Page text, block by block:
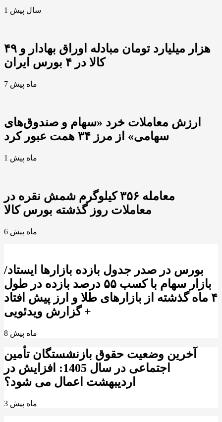
1 سال پیش
۴۹ هزار میلیارد تومان مبادله اوراق بهادار و
کالا در ۴ بورس ایران
7 ماه پیش
ارزش معاملات خرد «سهام و صندوق‌های
سهامی» از مرز ۳۴ همت عبور کرد
1 ماه پیش
معامله ۳۵۶ کیلوگرم شمش نقره در
معاملات روز گذشته بورس کالا
6 ماه پیش
بورس در صدر جدول بازده بازارها ایستاد/
بازار سهام با کسب ۵۵ درصد بازده در طول
۴ ماه گذشته از بازارهای طلا و ارز پیش افتاد
+ گزارش ویدئویی
8 ماه پیش
آخرین وضعیت حقوق بازنشستگان تأمین
اجتماعی در سال 1405: افزایش در
اردیبهشت اعمال می شود؟
3 ماه پیش